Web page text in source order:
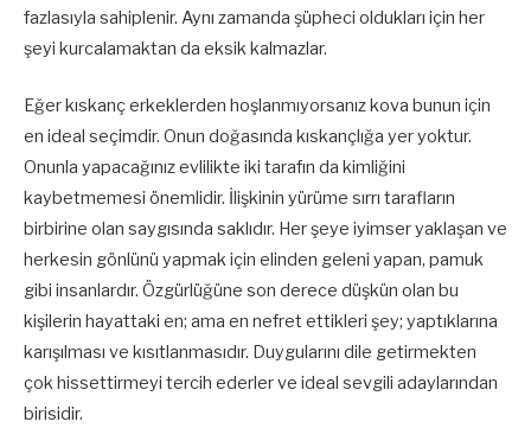
fazlasıyla sahiplenir. Aynı zamanda şüpheci oldukları için her
şeyi kurcalamaktan da eksik kalmazlar.
Eğer kıskanç erkeklerden hoşlanmıyorsanız kova bunun için
en ideal seçimdir. Onun doğasında kıskançlığa yer yoktur.
Onunla yapacağınız evlilikte iki tarafın da kimliğini
kaybetmemesi önemlidir. İlişkinin yürüme sırrı tarafların
birbirine olan saygısında saklıdır. Her şeye iyimser yaklaşan ve
herkesin gönlünü yapmak için elinden geleni yapan, pamuk
gibi insanlardır. Özgürlüğüne son derece düşkün olan bu
kişilerin hayattaki en; ama en nefret ettikleri şey; yaptıklarına
karışılması ve kısıtlanmasıdır. Duygularını dile getirmekten
çok hissettirmeyi tercih ederler ve ideal sevgili adaylarından
birisidir.